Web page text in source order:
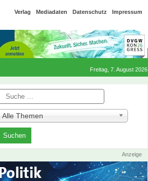
Verlag Mediadaten Datenschutz Impressum
Freitag, 7. August 2026
Alle Themen
Anzeige